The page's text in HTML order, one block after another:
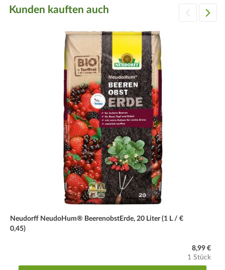
Kunden kauften auch
Neudorff NeudoHum® BeerenobstErde, 20 Liter (1 L / €
0,45)
8,99 €
1 Stück